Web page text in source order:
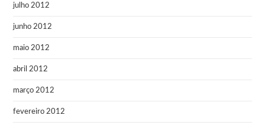
julho 2012
junho 2012
maio 2012
abril 2012
março 2012
fevereiro 2012